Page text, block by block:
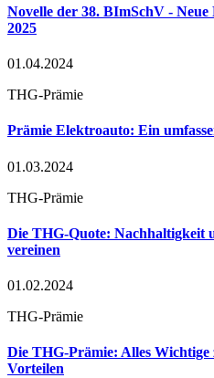
Novelle der 38. BImSchV -
2025
01.04.2024
THG-Prämie
Prämie Elektroauto: Ein
01.03.2024
THG-Prämie
Die THG-Quote: Nachhaltigkeit
vereinen
01.02.2024
THG-Prämie
Die THG-Prämie: Alles
Vorteilen